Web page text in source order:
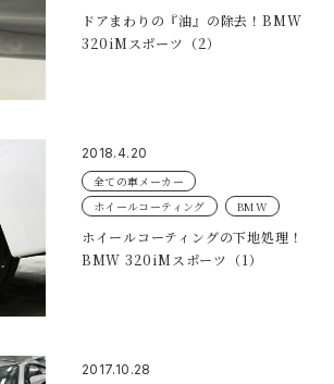
ドアまわりの『油』の除去！BMW
320iMスポーツ（2）
2018.4.20
全ての車メーカー
ホイールコーティング
BMW
ホイールコーティングの下地処理！
BMW 320iMスポーツ（1）
2017.10.28